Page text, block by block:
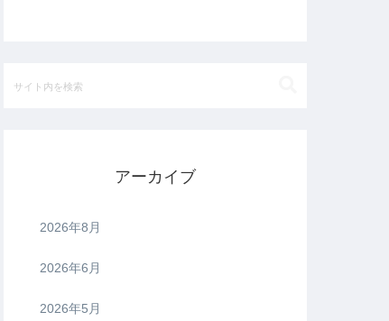
アーカイブ
2026年8月
2026年6月
2026年5月